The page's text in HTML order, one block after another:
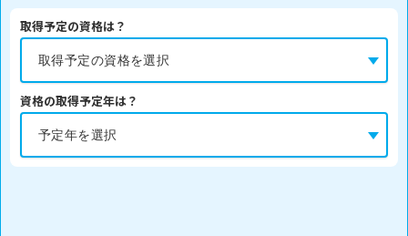
取得予定の資格は？
資格の取得予定年は？